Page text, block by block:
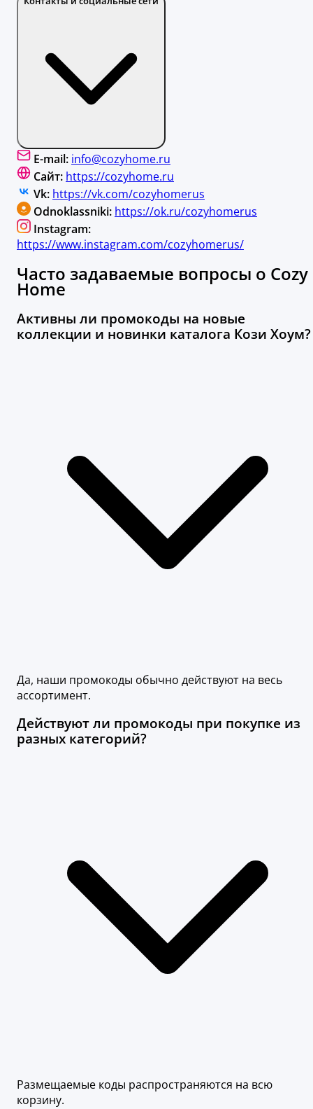
E-mail: info@cozyhome.ru
Сайт: https://cozyhome.ru
Vk: https://vk.com/cozyhomerus
Odnoklassniki: https://ok.ru/cozyhomerus
Instagram:
https://www.instagram.com/cozyhomerus/
Часто задаваемые вопросы о Cozy
Home
Активны ли промокоды на новые
коллекции и новинки каталога Кози Хоум?
Да, наши промокоды обычно действуют на весь
ассортимент.
Действуют ли промокоды при покупке из
разных категорий?
Размещаемые коды распространяются на всю
корзину.